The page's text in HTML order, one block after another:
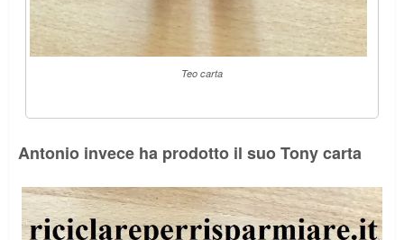
Teo carta
Antonio invece ha prodotto il suo Tony carta